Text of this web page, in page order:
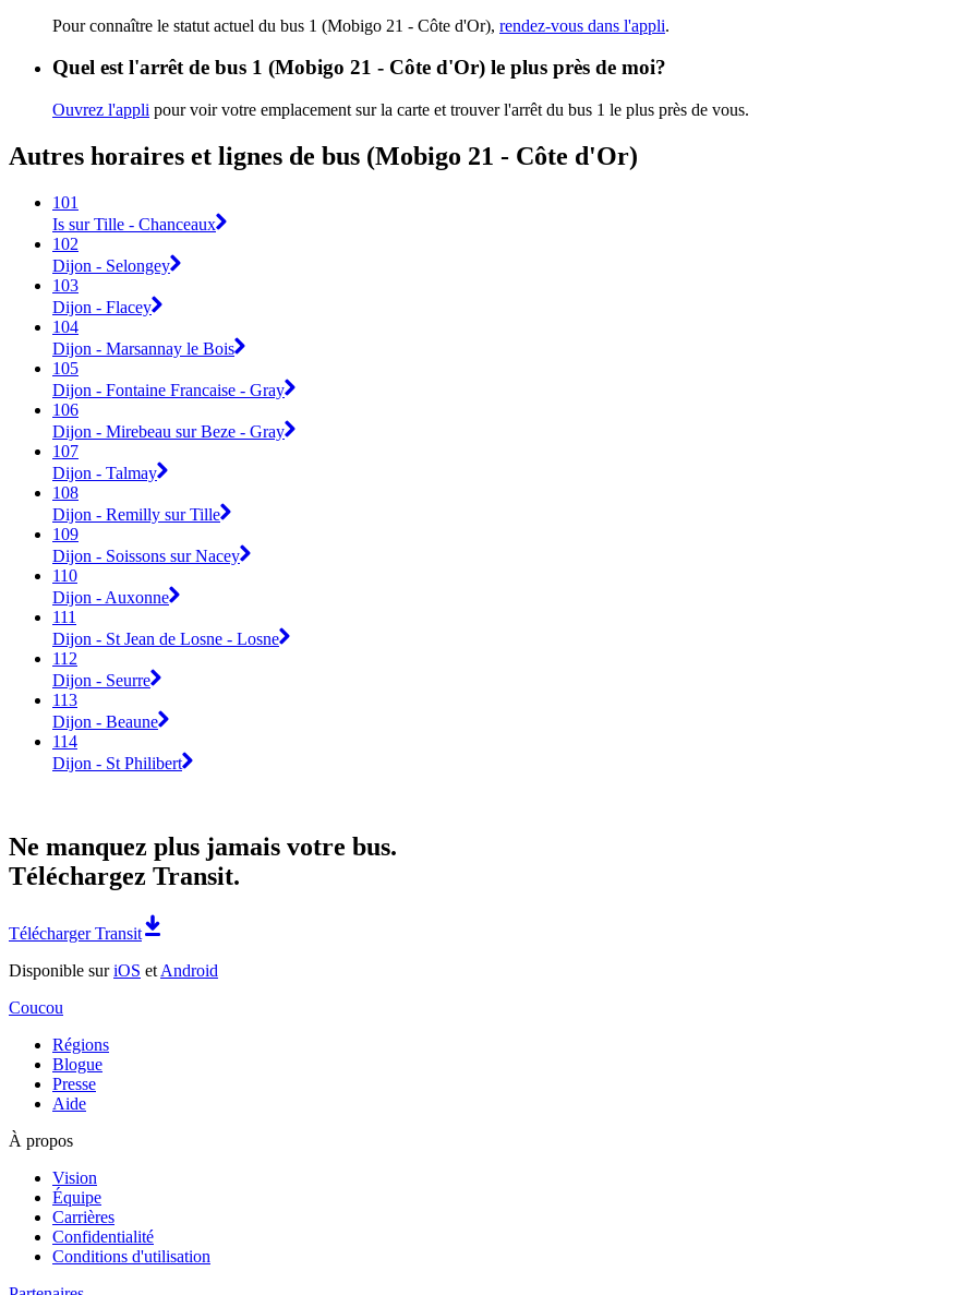
Pour connaître le statut actuel du bus 1 (Mobigo 21 - Côte d'Or), rendez-vous dans l'appli.
Quel est l'arrêt de bus 1 (Mobigo 21 - Côte d'Or) le plus près de moi?
Ouvrez l'appli pour voir votre emplacement sur la carte et trouver l'arrêt du bus 1 le plus près de vous.
Autres horaires et lignes de bus (Mobigo 21 - Côte d'Or)
101
Is sur Tille - Chanceaux
102
Dijon - Selongey
103
Dijon - Flacey
104
Dijon - Marsannay le Bois
105
Dijon - Fontaine Francaise - Gray
106
Dijon - Mirebeau sur Beze - Gray
107
Dijon - Talmay
108
Dijon - Remilly sur Tille
109
Dijon - Soissons sur Nacey
110
Dijon - Auxonne
111
Dijon - St Jean de Losne - Losne
112
Dijon - Seurre
113
Dijon - Beaune
114
Dijon - St Philibert
Ne manquez plus jamais votre bus.
Téléchargez Transit.
Télécharger Transit
Disponible suriOS et Android
Coucou
Régions
Blogue
Presse
Aide
À propos
Vision
Équipe
Carrières
Confidentialité
Conditions d'utilisation